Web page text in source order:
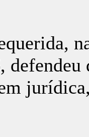
nas
defendeu